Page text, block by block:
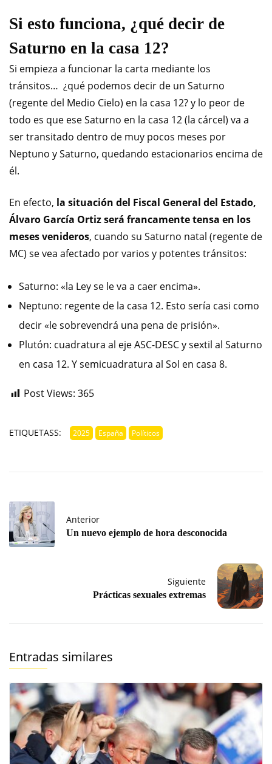
Si esto funciona, ¿qué decir de
Saturno en la casa 12?
Si empieza a funcionar la carta mediante los
tránsitos… ¿qué podemos decir de un Saturno
(regente del Medio Cielo) en la casa 12? y lo peor de
todo es que ese Saturno en la casa 12 (la cárcel) va a
ser transitado dentro de muy pocos meses por
Neptuno y Saturno, quedando estacionarios encima de
él.
En efecto, la situación del Fiscal General del Estado,
Álvaro García Ortiz será francamente tensa en los
meses venideros, cuando su Saturno natal (regente de
MC) se vea afectado por varios y potentes tránsitos:
Saturno: «la Ley se le va a caer encima».
Neptuno: regente de la casa 12. Esto sería casi como
decir «le sobrevendrá una pena de prisión».
Plutón: cuadratura al eje ASC-DESC y sextil al Saturno
en casa 12. Y semicuadratura al Sol en casa 8.
Post Views: 365
ETIQUETASS: 2025 España Políticos
Anterior
Un nuevo ejemplo de hora desconocida
Siguiente
Prácticas sexuales extremas
Entradas similares